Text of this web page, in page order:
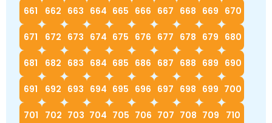
661 662 663 664 665 666 667 668 669 670
671 672 673 674 675 676 677 678 679 680
681 682 683 684 685 686 687 688 689 690
691 692 693 694 695 696 697 698 699 700
701 702 703 704 705 706 707 708 709 710